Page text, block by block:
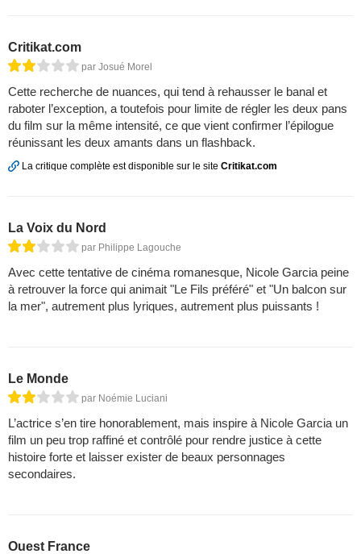
Critikat.com
par Josué Morel
Cette recherche de nuances, qui tend à rehausser le banal et
raboter l’exception, a toutefois pour limite de régler les deux pans
du film sur la même intensité, ce que vient confirmer l’épilogue
réunissant les deux amants dans un flashback.
La critique complète est disponible sur le site Critikat.com
La Voix du Nord
par Philippe Lagouche
Avec cette tentative de cinéma romanesque, Nicole Garcia peine
à retrouver la force qui animait "Le Fils préféré" et "Un balcon sur
la mer", autrement plus lyriques, autrement plus puissants !
Le Monde
par Noémie Luciani
L’actrice s’en tire honorablement, mais inspire à Nicole Garcia un
film un peu trop raffiné et contrôlé pour rendre justice à cette
histoire forte et laisser exister de beaux personnages
secondaires.
Ouest France